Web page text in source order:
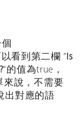
以看到第二欄 " Is
"的值為true，
來說，不需要
出對應的語